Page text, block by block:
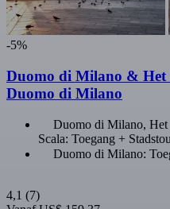
-5%
Duomo di Milano & Het
Duomo di Milano
Duomo di Milano, Het
Scala: Toegang +
Duomo di Milano:
4,1 (7)